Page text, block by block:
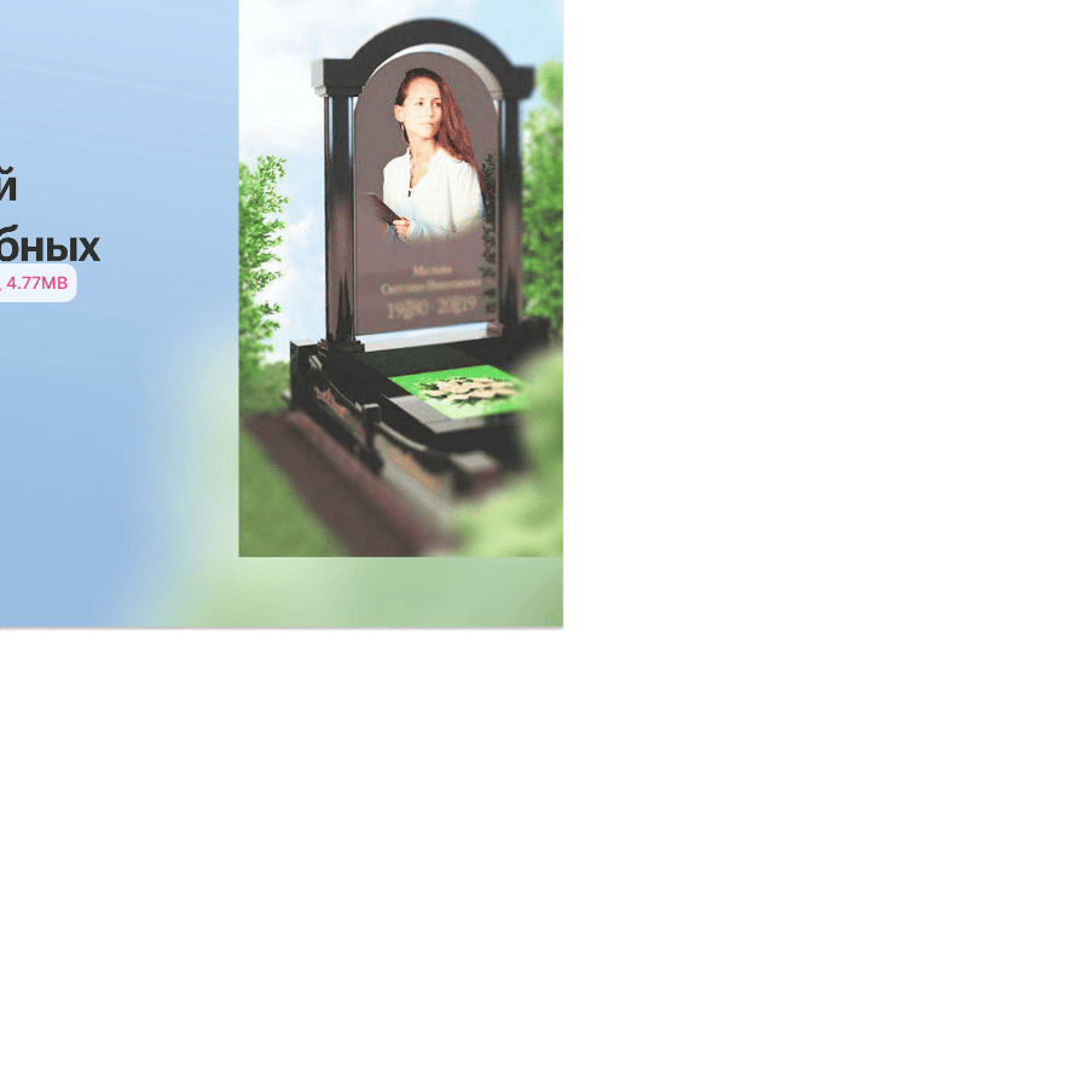
4.77MB